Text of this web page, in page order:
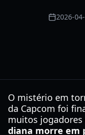
2026-
O mistério em
da Capcom foi
muitos
diana morre em